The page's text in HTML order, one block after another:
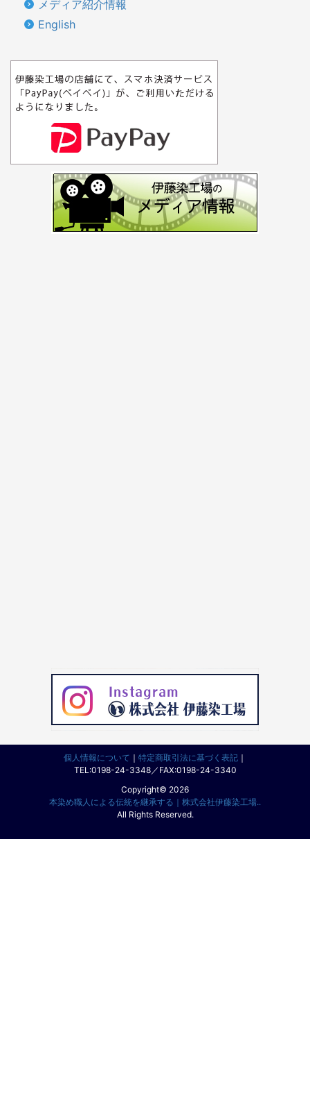
メディア紹介情報
English
個人情報について ｜ 特定商取引法に基づく表記 ｜
TEL:0198-24-3348／FAX:0198-24-3340
Copyright© 2026
本染め職人による伝統を継承する｜株式会社伊藤染工場..
All Rights Reserved.